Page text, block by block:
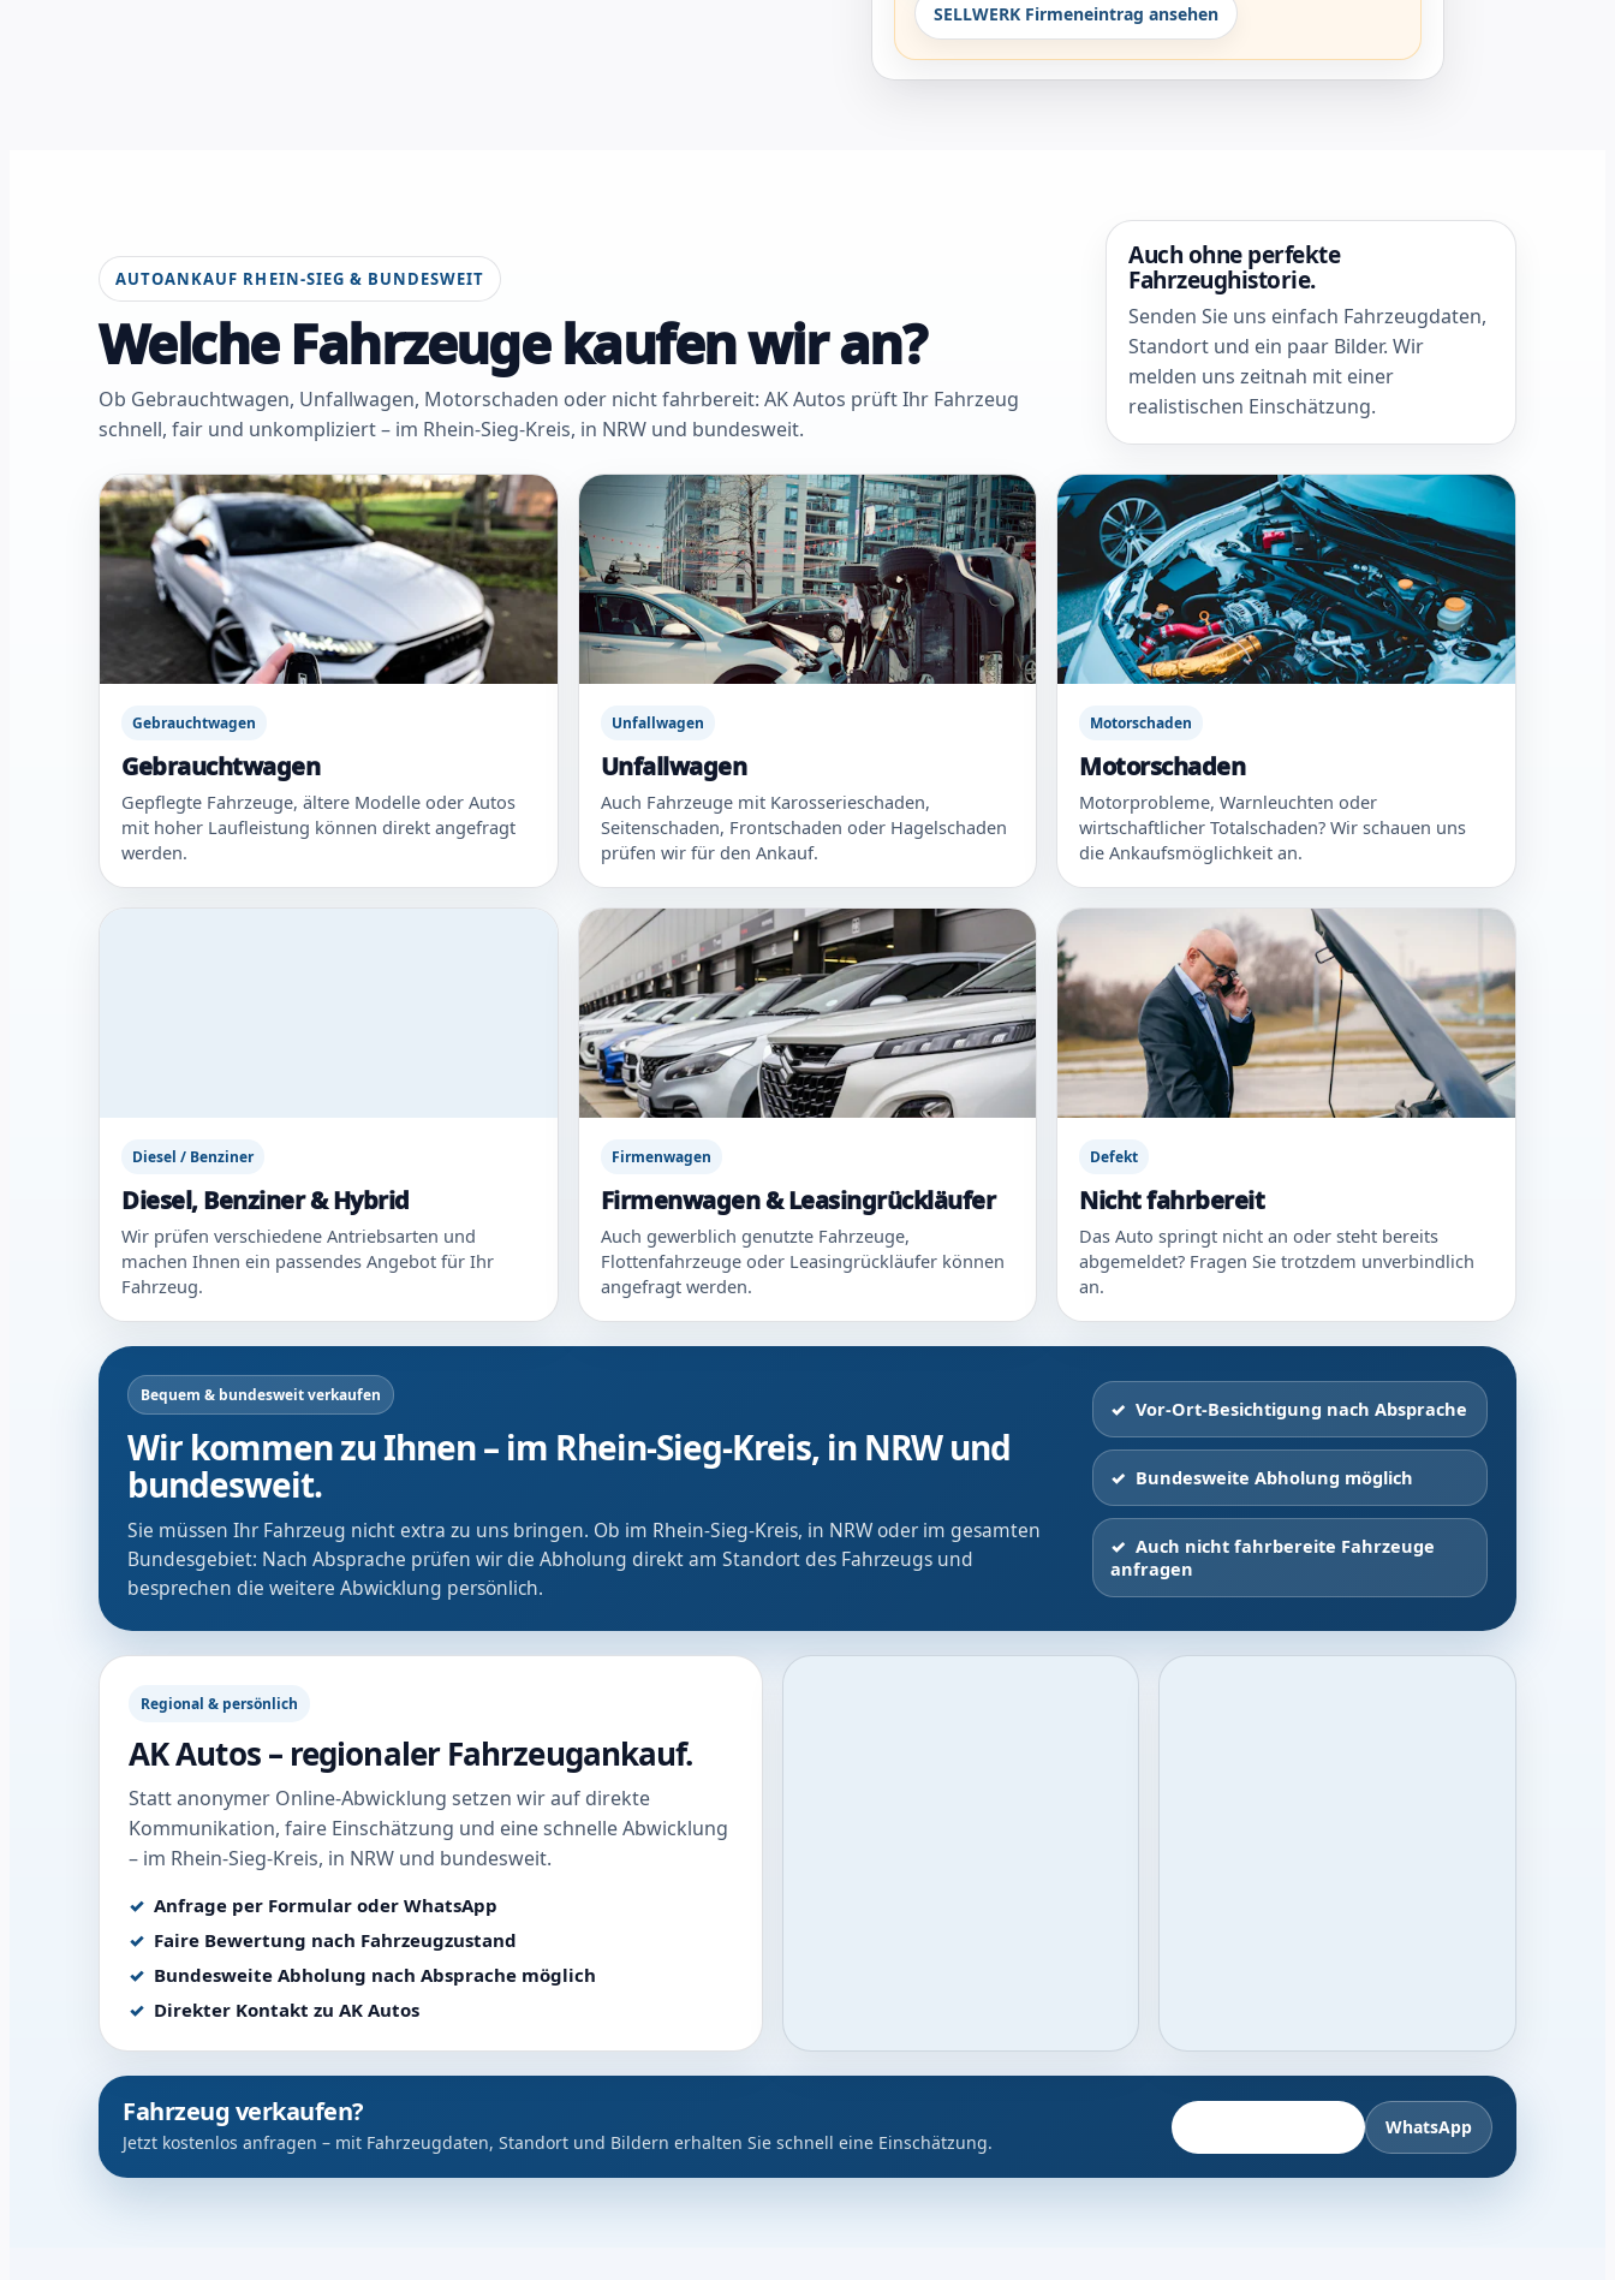
SELLWERK Firmeneintrag ansehen
AUTOANKAUF RHEIN-SIEG & BUNDESWEIT
Welche Fahrzeuge kaufen wir an?
Ob Gebrauchtwagen, Unfallwagen, Motorschaden oder nicht fahrbereit: AK Autos prüft Ihr Fahrzeug
schnell, fair und unkompliziert – im Rhein-Sieg-Kreis, in NRW und bundesweit.
Auch ohne perfekte
Fahrzeughistorie.
Senden Sie uns einfach Fahrzeugdaten,
Standort und ein paar Bilder. Wir
melden uns zeitnah mit einer
realistischen Einschätzung.
Gebrauchtwagen
Gebrauchtwagen
Gepflegte Fahrzeuge, ältere Modelle oder Autos
mit hoher Laufleistung können direkt angefragt
werden.
Unfallwagen
Unfallwagen
Auch Fahrzeuge mit Karosserieschaden,
Seitenschaden, Frontschaden oder Hagelschaden
prüfen wir für den Ankauf.
Motorschaden
Motorschaden
Motorprobleme, Warnleuchten oder
wirtschaftlicher Totalschaden? Wir schauen uns
die Ankaufsmöglichkeit an.
Diesel / Benziner
Diesel, Benziner & Hybrid
Wir prüfen verschiedene Antriebsarten und
machen Ihnen ein passendes Angebot für Ihr
Fahrzeug.
Firmenwagen
Firmenwagen & Leasingrückläufer
Auch gewerblich genutzte Fahrzeuge,
Flottenfahrzeuge oder Leasingrückläufer können
angefragt werden.
Defekt
Nicht fahrbereit
Das Auto springt nicht an oder steht bereits
abgemeldet? Fragen Sie trotzdem unverbindlich
an.
Bequem & bundesweit verkaufen
Wir kommen zu Ihnen – im Rhein-Sieg-Kreis, in NRW und
bundesweit.
Sie müssen Ihr Fahrzeug nicht extra zu uns bringen. Ob im Rhein-Sieg-Kreis, in NRW oder im gesamten
Bundesgebiet: Nach Absprache prüfen wir die Abholung direkt am Standort des Fahrzeugs und
besprechen die weitere Abwicklung persönlich.
Vor-Ort-Besichtigung nach Absprache
Bundesweite Abholung möglich
Auch nicht fahrbereite Fahrzeuge
anfragen
Regional & persönlich
AK Autos – regionaler Fahrzeugankauf.
Statt anonymer Online-Abwicklung setzen wir auf direkte
Kommunikation, faire Einschätzung und eine schnelle Abwicklung
– im Rhein-Sieg-Kreis, in NRW und bundesweit.
Anfrage per Formular oder WhatsApp
Faire Bewertung nach Fahrzeugzustand
Bundesweite Abholung nach Absprache möglich
Direkter Kontakt zu AK Autos
Fahrzeug verkaufen?
Jetzt kostenlos anfragen – mit Fahrzeugdaten, Standort und Bildern erhalten Sie schnell eine Einschätzung.
WhatsApp